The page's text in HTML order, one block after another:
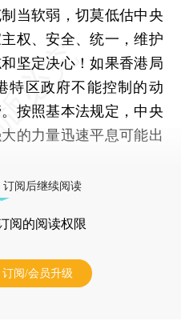
当软弱，切莫低估中央
权、安全、统一，维护
坚定决心！如果香港局
特区政府不能控制的动
按照基本法规定，中央
的力量迅速平息可能出
订阅后继续阅读
阅的阅读权限
订阅/会员升级